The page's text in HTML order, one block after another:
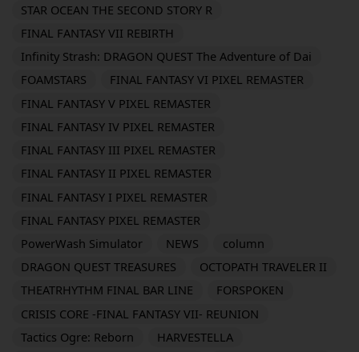
STAR OCEAN THE SECOND STORY R
FINAL FANTASY VII REBIRTH
Infinity Strash: DRAGON QUEST The Adventure of Dai
FOAMSTARS
FINAL FANTASY VI PIXEL REMASTER
FINAL FANTASY V PIXEL REMASTER
FINAL FANTASY IV PIXEL REMASTER
FINAL FANTASY III PIXEL REMASTER
FINAL FANTASY II PIXEL REMASTER
FINAL FANTASY I PIXEL REMASTER
FINAL FANTASY PIXEL REMASTER
PowerWash Simulator
NEWS
column
DRAGON QUEST TREASURES
OCTOPATH TRAVELER II
THEATRHYTHM FINAL BAR LINE
FORSPOKEN
CRISIS CORE -FINAL FANTASY VII- REUNION
Tactics Ogre: Reborn
HARVESTELLA